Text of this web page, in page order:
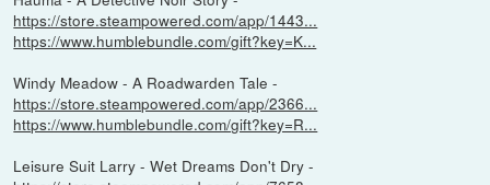
https://store.steampowered.com/app/1443...
https://www.humblebundle.com/gift?key=K...
Windy Meadow - A Roadwarden Tale -
https://store.steampowered.com/app/2366...
https://www.humblebundle.com/gift?key=R...
Leisure Suit Larry - Wet Dreams Don't Dry -